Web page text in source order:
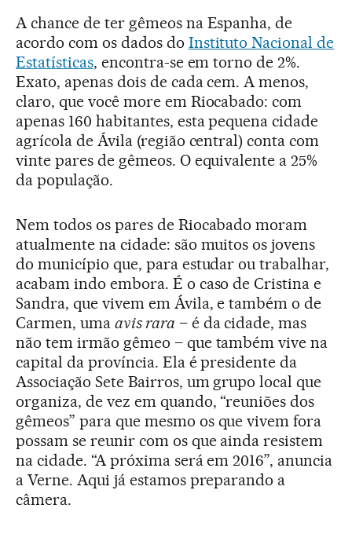
A chance de ter gêmeos na Espanha, de
acordo com os dados do Instituto Nacional de
Estatísticas, encontra-se em torno de 2%.
Exato, apenas dois de cada cem. A menos,
claro, que você more em Riocabado: com
apenas 160 habitantes, esta pequena cidade
agrícola de Ávila (região central) conta com
vinte pares de gêmeos. O equivalente a 25%
da população.
Nem todos os pares de Riocabado moram
atualmente na cidade: são muitos os jovens
do município que, para estudar ou trabalhar,
acabam indo embora. É o caso de Cristina e
Sandra, que vivem em Ávila, e também o de
Carmen, uma avis rara – é da cidade, mas
não tem irmão gêmeo – que também vive na
capital da província. Ela é presidente da
Associação Sete Bairros, um grupo local que
organiza, de vez em quando, “reuniões dos
gêmeos” para que mesmo os que vivem fora
possam se reunir com os que ainda resistem
na cidade. “A próxima será em 2016”, anuncia
a Verne. Aqui já estamos preparando a
câmera.